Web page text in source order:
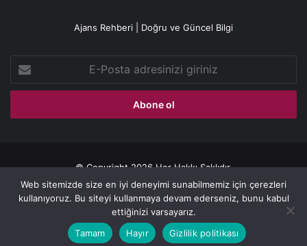
Ajans Rehberi | Doğru ve Güncel Bilgi
Posta
adresinizi
© Copyright 2026 Her Hakkı Saklıdır.
Gizlilik politikası
Facebook
X YouTubeInstagram
Web sitemizde size en iyi deneyimi sunabilmemiz için çerezleri
kullanıyoruz. Bu siteyi kullanmaya devam ederseniz, bunu kabul
ettiğinizi varsayarız.
Tamam
Hayır Gizlilik politikası